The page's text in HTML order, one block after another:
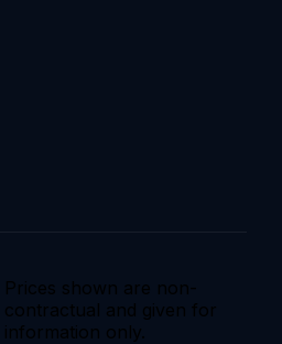
Prices shown are non-
contractual and given for
information only.